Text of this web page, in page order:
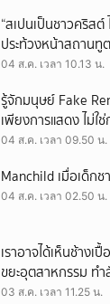
“สเปนเป็นชาวคริส
ประท้วงหน้าสถานทู
เมืองเซวตาออกนอกป
04 ส.ค. เวลา 10.13 น.
รู้จักมนุษย์ Fake
เพียงการแสดง ไม่ใ
04 ส.ค. เวลา 09.50 น.
Manchild เมื่อเด็ก
04 ส.ค. เวลา 02.50 น.
เราอาจได้เห็นช้าง
ขยะอุตสาหกรรม ท
เปื้อน
03 ส.ค. เวลา 11.25 น.